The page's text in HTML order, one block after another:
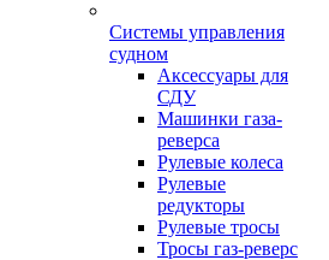
Системы управления
судном
Аксессуары для
СДУ
Машинки газа-
реверса
Рулевые колеса
Рулевые
редукторы
Рулевые тросы
Тросы газ-реверс